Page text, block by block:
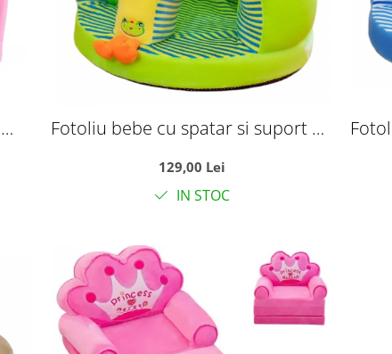
Fotoliu bebe cu spatar si suport de
129,00 Lei
IN STOC